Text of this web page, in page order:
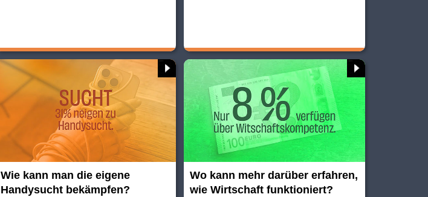
Wie kann man die eigene
Handysucht bekämpfen?
Wo kann mehr darüber erfahren,
wie Wirtschaft funktioniert?